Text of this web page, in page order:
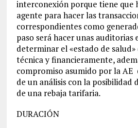
interconexión porque tiene que
agente para hacer las
correspondientes como
paso será hacer unas auditorias
determinar el «estado de salud»
técnica y financieramente,
compromiso asumido por la AE
de un análisis con la posibilidad
de una rebaja tarifaria.
DURACIÓN